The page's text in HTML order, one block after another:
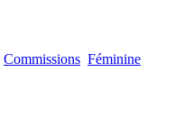
Commissions Féminine